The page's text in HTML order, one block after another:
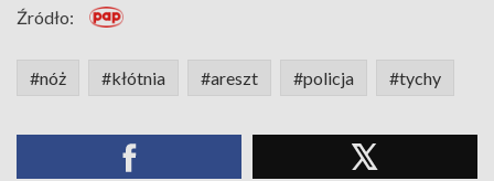
Źródło:
#nóż #kłótnia #areszt #policja #tychy